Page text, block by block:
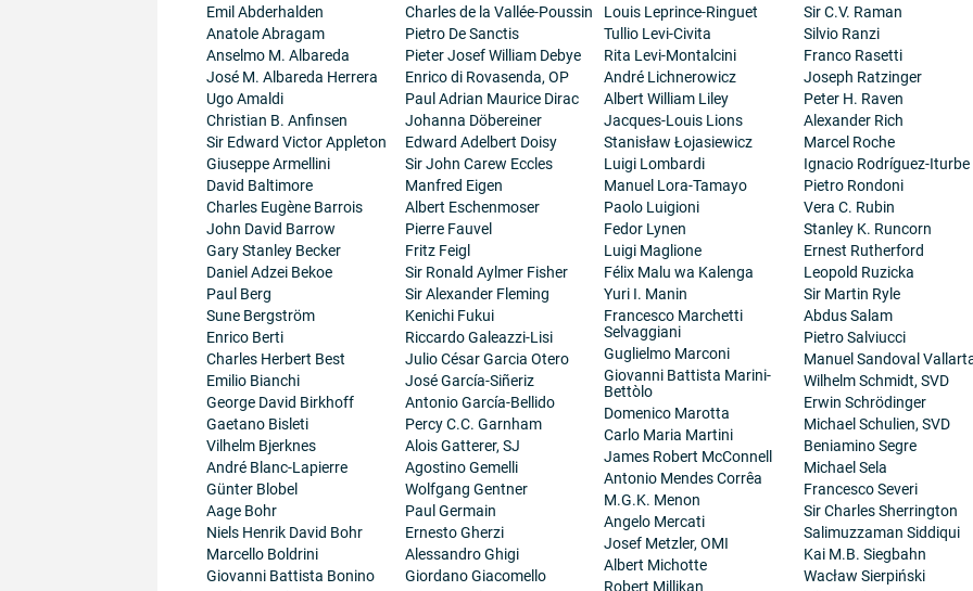
Emil Abderhalden
Anatole Abragam
Anselmo M. Albareda
José M. Albareda Herrera
Ugo Amaldi
Christian B. Anfinsen
Sir Edward Victor Appleton
Giuseppe Armellini
David Baltimore
Charles Eugène Barrois
John David Barrow
Gary Stanley Becker
Daniel Adzei Bekoe
Paul Berg
Sune Bergström
Enrico Berti
Charles Herbert Best
Emilio Bianchi
George David Birkhoff
Gaetano Bisleti
Vilhelm Bjerknes
André Blanc-Lapierre
Günter Blobel
Aage Bohr
Niels Henrik David Bohr
Marcello Boldrini
Giovanni Battista Bonino
Charles de la Vallée-Poussin
Pietro De Sanctis
Pieter Josef William Debye
Enrico di Rovasenda, OP
Paul Adrian Maurice Dirac
Johanna Döbereiner
Edward Adelbert Doisy
Sir John Carew Eccles
Manfred Eigen
Albert Eschenmoser
Pierre Fauvel
Fritz Feigl
Sir Ronald Aylmer Fisher
Sir Alexander Fleming
Kenichi Fukui
Riccardo Galeazzi-Lisi
Julio César Garcia Otero
José García-Siñeriz
Antonio García-Bellido
Percy C.C. Garnham
Alois Gatterer, SJ
Agostino Gemelli
Wolfgang Gentner
Paul Germain
Ernesto Gherzi
Alessandro Ghigi
Giordano Giacomello
Louis Leprince-Ringuet
Tullio Levi-Civita
Rita Levi-Montalcini
André Lichnerowicz
Albert William Liley
Jacques-Louis Lions
Stanisław Łojasiewicz
Luigi Lombardi
Manuel Lora-Tamayo
Paolo Luigioni
Fedor Lynen
Luigi Maglione
Félix Malu wa Kalenga
Yuri I. Manin
Francesco Marchetti
Selvaggiani
Guglielmo Marconi
Giovanni Battista Marini-
Bettòlo
Domenico Marotta
Carlo Maria Martini
James Robert McConnell
Antonio Mendes Corrêa
M.G.K. Menon
Angelo Mercati
Josef Metzler, OMI
Albert Michotte
Robert Millikan
Sir C.V. Raman
Silvio Ranzi
Franco Rasetti
Joseph Ratzinger
Peter H. Raven
Alexander Rich
Marcel Roche
Ignacio Rodríguez-Iturbe
Pietro Rondoni
Vera C. Rubin
Stanley K. Runcorn
Ernest Rutherford
Leopold Ruzicka
Sir Martin Ryle
Abdus Salam
Pietro Salviucci
Manuel Sandoval
Wilhelm Schmidt, SVD
Erwin Schrödinger
Michael Schulien, SVD
Beniamino Segre
Michael Sela
Francesco Severi
Sir Charles Sherrington
Salimuzzaman Siddiqui
Kai M.B. Siegbahn
Wacław Sierpiński